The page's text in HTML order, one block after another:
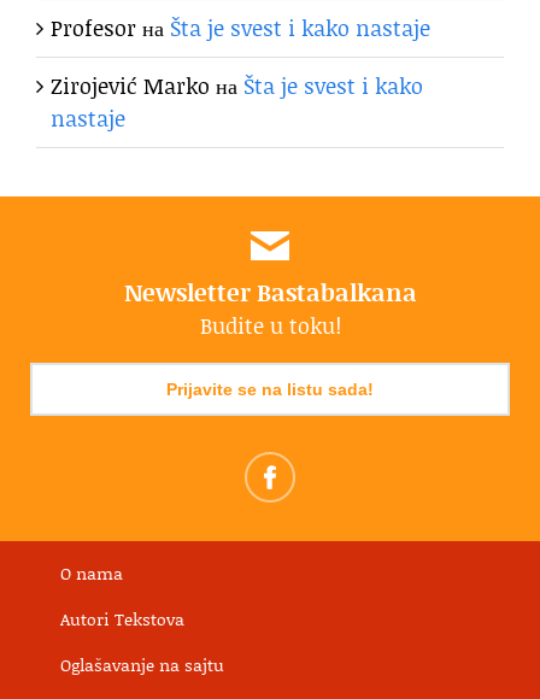
Profesorна Šta je svest i kako nastaje
Zirojević Marko на Šta je svest i kako
nastaje
Newsletter Bastabalkana
Budite u toku!
Prijavite se na listu sada!
O nama
Autori Tekstova
Oglašavanje na sajtu